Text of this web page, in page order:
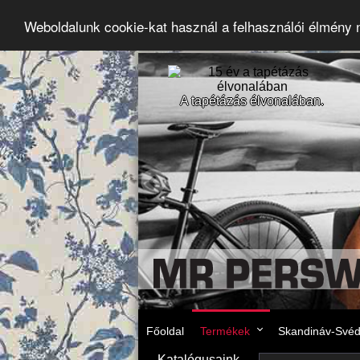
Weboldalunk cookie-kat használ a felhasználói élmény
A tapétázás élvonalában.
Főoldal Termékek Skandináv-